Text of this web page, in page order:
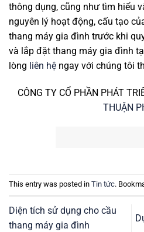
thông dụng, cũng như tìm hiểu
nguyên lý hoạt động, cấu tạo
thang máy gia đình trước khi
và lắp đặt thang máy gia đình
lòng liên hệ ngay với chúng tôi
CÔNG TY CỔ PHẦN PHÁT
THUẬN
This entry was posted in Tin tức.
Diện tích sử dụng cho cầu
thang máy gia đình